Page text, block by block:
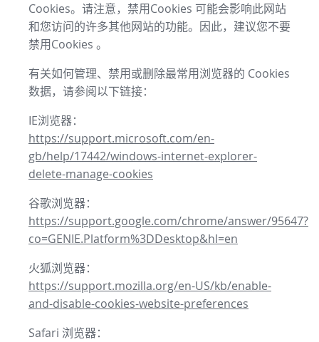
Cookies。请注意，禁用Cookies 可能会影响此网站
和您访问的许多其他网站的功能。因此，建议您不要
禁用Cookies 。
有关如何管理、禁用或删除最常用浏览器的 Cookies
数据，请参阅以下链接：
IE浏览器：
https://support.microsoft.com/en-
gb/help/17442/windows-internet-explorer-
delete-manage-cookies
谷歌浏览器：
https://support.google.com/chrome/answer/95647?
co=GENIE.Platform%3DDesktop&hl=en
火狐浏览器：
https://support.mozilla.org/en-US/kb/enable-
and-disable-cookies-website-preferences
Safari 浏览器：